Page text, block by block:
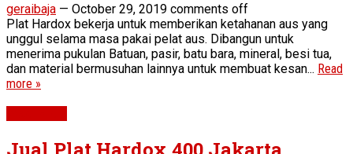
geraibaja — October 29, 2019 comments off
Plat Hardox bekerja untuk memberikan ketahanan aus yang
unggul selama masa pakai pelat aus. Dibangun untuk
menerima pukulan Batuan, pasir, batu bara, mineral, besi tua,
dan material bermusuhan lainnya untuk membuat kesan... Read
more »